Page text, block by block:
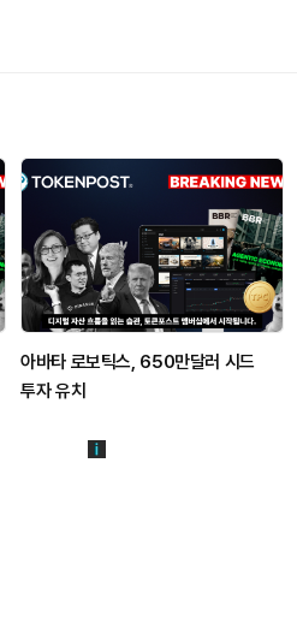
아바타 로보틱스, 650만달러 시드
투자 유치